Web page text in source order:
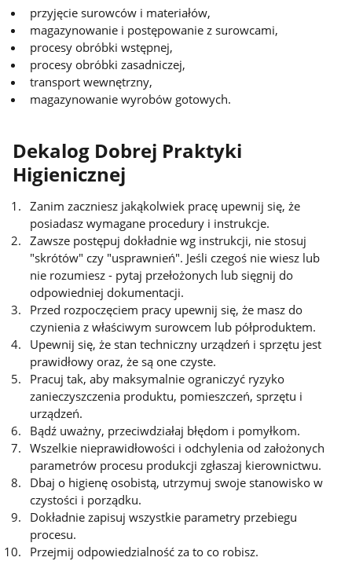
przyjęcie surowców i materiałów,
magazynowanie i postępowanie z surowcami,
procesy obróbki wstępnej,
procesy obróbki zasadniczej,
transport wewnętrzny,
magazynowanie wyrobów gotowych.
Dekalog Dobrej Praktyki
Higienicznej
Zanim zaczniesz jakąkolwiek pracę upewnij się, że
posiadasz wymagane procedury i instrukcje.
Zawsze postępuj dokładnie wg instrukcji, nie stosuj
"skrótów" czy "usprawnień". Jeśli czegoś nie wiesz lub
nie rozumiesz - pytaj przełożonych lub sięgnij do
odpowiedniej dokumentacji.
Przed rozpoczęciem pracy upewnij się, że masz do
czynienia z właściwym surowcem lub półproduktem.
Upewnij się, że stan techniczny urządzeń i sprzętu jest
prawidłowy oraz, że są one czyste.
Pracuj tak, aby maksymalnie ograniczyć ryzyko
zanieczyszczenia produktu, pomieszczeń, sprzętu i
urządzeń.
Bądź uważny, przeciwdziałaj błędom i pomyłkom.
Wszelkie nieprawidłowości i odchylenia od założonych
parametrów procesu produkcji zgłaszaj kierownictwu.
Dbaj o higienę osobistą, utrzymuj swoje stanowisko w
czystości i porządku.
Dokładnie zapisuj wszystkie parametry przebiegu
procesu.
Przejmij odpowiedzialność za to co robisz.